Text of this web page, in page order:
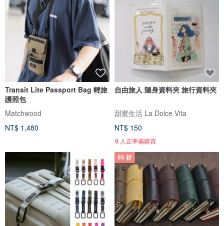
Transit Lite Passport Bag 輕旅
護照包
Matchwood
NT$ 1,480
自由旅人 隨身資料夾 旅行資料夾
甜蜜生活 La Dolce Vita
NT$ 150
9 人正準備購買
65 折